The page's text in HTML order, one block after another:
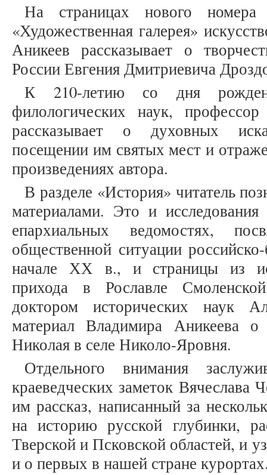
На страницах нового
«Художественная галерея»
Аникеев рассказывает о
России Евгения Дмитриевича
К 210-летию со дня
филологических наук,
рассказывает о духовных
посещении им святых мест и
произведениях автора.
В разделе «История» читатель
материалами. Это и
епархиальных ведомостях,
общественной ситуации
начале ХХ в., и страницы из
прихода в Рославле
доктором исторических наук
материал Владимира Аникеева
Николая в селе Николо-Яровня.
Отдельного внимания
краеведческих заметок Вячеслава
им рассказ, написанный за
на историю русской глубинки,
Тверской и Псковской областей, и
и о первых в нашей стране